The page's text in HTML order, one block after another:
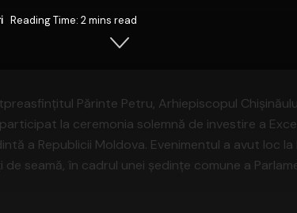
Reading Time: 2 mins read
Părinte Petru, Arhiepiscopul
la ceremonia solemnă de investire a
a Republicii Moldova. Evenimentul a avut loc la
seamă, în cadrul unei ședințe comune a